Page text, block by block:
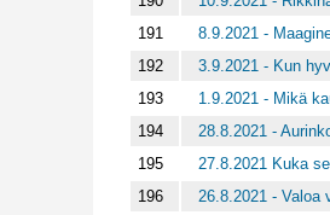
191
8.9.2021 -
192
3.9.2021 - Kun
193
1.9.2021 - Mikä
194
28.8.2021 -
195
27.8.2021 Kuka
196
26.8.2021 - Valoa